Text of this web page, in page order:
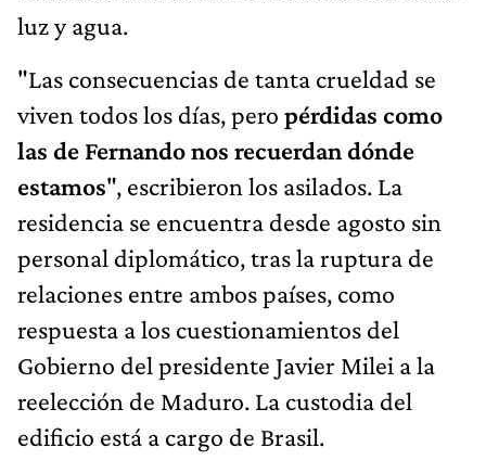
luz y agua.
"Las consecuencias de tanta crueldad se
viven todos los días, pero pérdidas como
las de Fernando nos recuerdan dónde
estamos", escribieron los asilados. La
residencia se encuentra desde agosto sin
personal diplomático, tras la ruptura de
relaciones entre ambos países, como
respuesta a los cuestionamientos del
Gobierno del presidente Javier Milei a la
reelección de Maduro. La custodia del
edificio está a cargo de Brasil.